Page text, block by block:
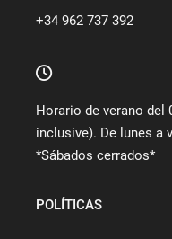
+34 962 737 392
Horario de verano
inclusive). De lunes a
*Sábados cerrados*
POLÍTICAS